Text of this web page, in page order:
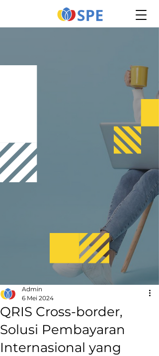
QRIS Cross-border,
Solusi Pembayaran
Internasional yang
Admin
6 Mei 2024